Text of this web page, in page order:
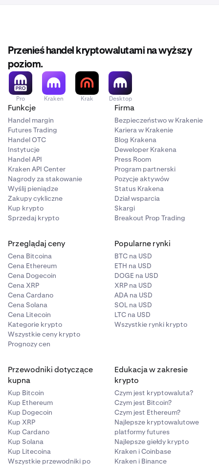
Przenieś handel kryptowalutami na wyższy
poziom.
Pro Kraken Krak Desktop
Funkcje
Handel margin
Futures Trading
Handel OTC
Instytucje
Handel API
Kraken API Center
Nagrody za stakowanie
Wyślij pieniądze
Zakupy cykliczne
Kup krypto
Sprzedaj krypto
Firma
Bezpieczeństwo w Krakenie
Kariera w Krakenie
Blog Krakena
Deweloper Krakena
Press Room
Program partnerski
Pozycje aktywów
Status Krakena
Dział wsparcia
Skargi
Breakout Prop Trading
Przeglądaj ceny
Cena Bitcoina
Cena Ethereum
Cena Dogecoin
Cena XRP
Cena Cardano
Cena Solana
Cena Litecoin
Kategorie krypto
Wszystkie ceny krypto
Prognozy cen
Popularne rynki
BTC na USD
ETH na USD
DOGE na USD
XRP na USD
ADA na USD
SOL na USD
LTC na USD
Wszystkie rynki krypto
Przewodniki dotyczące
kupna
Kup Bitcoin
Kup Ethereum
Kup Dogecoin
Kup XRP
Kup Cardano
Kup Solana
Kup Litecoina
Wszystkie przewodniki po
Edukacja w zakresie
krypto
Czym jest kryptowaluta?
Czym jest Bitcoin?
Czym jest Ethereum?
Najlepsze kryptowalutowe
platformy futures
Najlepsze giełdy krypto
Kraken i Coinbase
Kraken i Binance